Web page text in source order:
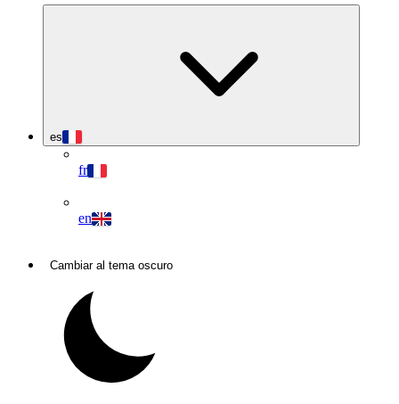
es
fr
en
Cambiar al tema oscuro